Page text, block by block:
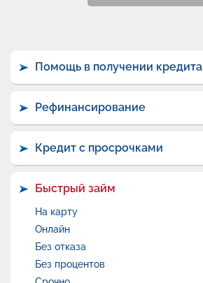
Помощь в получении кредита
Рефинансирование
Кредит с просрочками
Быстрый займ
На карту
Онлайн
Без отказа
Без процентов